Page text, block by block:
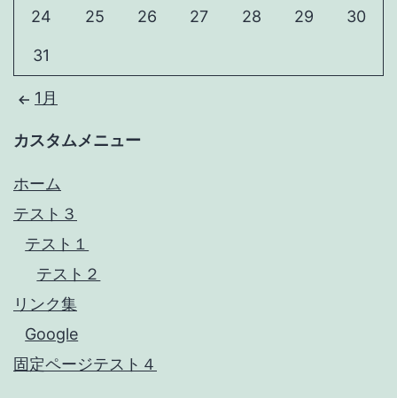
24 25 26 27 28 29 30
31
1月
カスタムメニュー
ホーム
テスト３
テスト１
テスト２
リンク集
Google
固定ページテスト４